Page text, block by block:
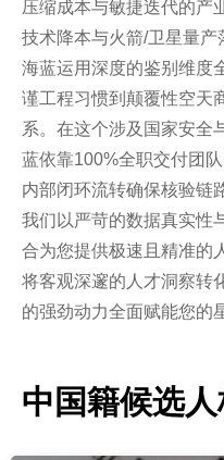
压缩成本与敏捷迭代的产
技术降本与火箭/卫星量产
海蓝运用深度的鉴别维度
谨工程习惯到颠覆性空天
系。在这个涉及国家安全
蓝依靠100%全职交付团
内部闭环流转确保核验链
我们以严苛的数据真实性
合为您提供极速且精准的
将客观深邃的人才洞察转
的强劲动力全面赋能您的
中国籍候选